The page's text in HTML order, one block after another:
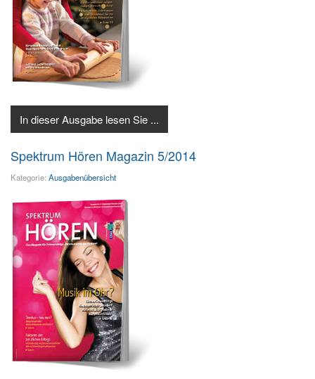
In dieser Ausgabe lesen Sie ...
Spektrum Hören Magazin 5/2014
Kategorie: Ausgabenübersicht